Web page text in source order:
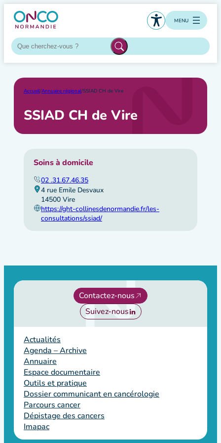
Aller
contenu
MENU
Accueil/Annuaire régional/SSIAD CH de Vire
SSIAD CH de Vire
Soins à domicile
02 .31.67.46.35
4 rue Emile Desvaux
14500 Vire
https://ght-collinesdenormandie.fr/les-
consultations/ssiad/
Contactez-nous
Suivez-nous
Actualités
Agenda – Archive
Annuaire
Espace documentaire
Outils et pratique
Dossier communicant en cancérologie
Parcours cancer
Dépistage des cancers
Imapac